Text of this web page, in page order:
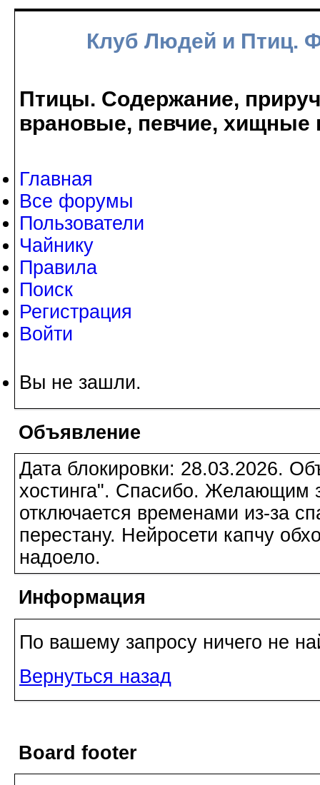
Клуб Людей и Птиц.
Птицы. Содержание,
врановые, певчие, хищные
Главная
Все форумы
Пользователи
Чайнику
Правила
Поиск
Регистрация
Войти
Вы не зашли.
Объявление
Дата блокировки: 28.03.2026.
хостинга". Спасибо. Желающим
отключается временами из-за
перестану. Нейросети капчу
надоело.
Информация
По вашему запросу ничего не
Вернуться назад
Board footer